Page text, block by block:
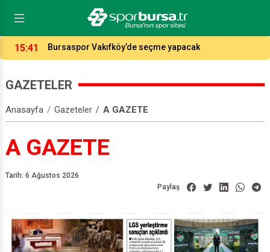
15:41 Bursaspor Vakıfköy’de seçme yapacak
GAZETELER
Anasayfa Gazeteler A GAZETE
A GAZETE
Tarih: 6 Ağustos 2026
Paylaş